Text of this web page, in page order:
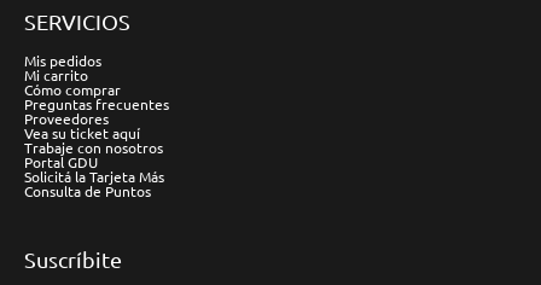
SERVICIOS
Mis pedidos
Mi carrito
Cómo comprar
Preguntas frecuentes
Proveedores
Vea su ticket aquí
Trabaje con nosotros
Portal GDU
Solicitá la Tarjeta Más
Consulta de Puntos
Suscríbite